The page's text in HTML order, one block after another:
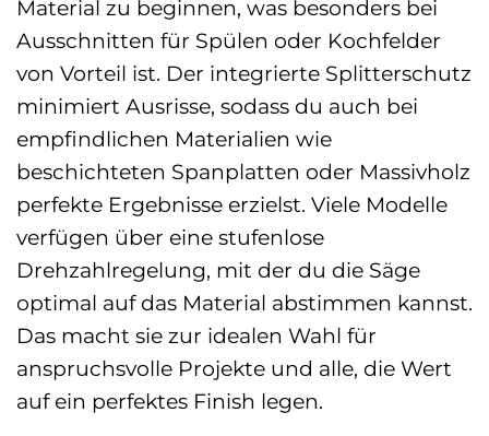
Material zu beginnen, was besonders bei
Ausschnitten für Spülen oder Kochfelder
von Vorteil ist. Der integrierte Splitterschutz
minimiert Ausrisse, sodass du auch bei
empfindlichen Materialien wie
beschichteten Spanplatten oder Massivholz
perfekte Ergebnisse erzielst. Viele Modelle
verfügen über eine stufenlose
Drehzahlregelung, mit der du die Säge
optimal auf das Material abstimmen kannst.
Das macht sie zur idealen Wahl für
anspruchsvolle Projekte und alle, die Wert
auf ein perfektes Finish legen.